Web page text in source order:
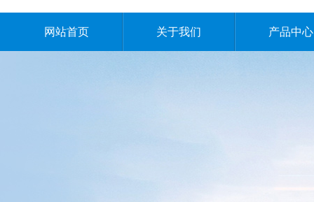
网站首页 关于我们 产品中心